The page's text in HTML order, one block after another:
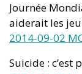
Journée
aiderait les
2014-09-02
Suicide : c’est